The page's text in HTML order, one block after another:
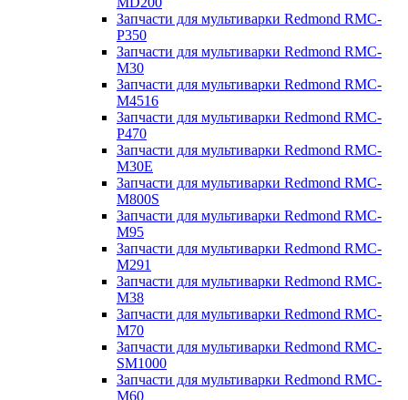
Запчасти для мультиварки Redmond RMC-
P350
Запчасти для мультиварки Redmond RMC-
M30
Запчасти для мультиварки Redmond RMC-
M4516
Запчасти для мультиварки Redmond RMC-
P470
Запчасти для мультиварки Redmond RMC-
M30E
Запчасти для мультиварки Redmond RMC-
M800S
Запчасти для мультиварки Redmond RMC-
M95
Запчасти для мультиварки Redmond RMC-
M291
Запчасти для мультиварки Redmond RMC-
M38
Запчасти для мультиварки Redmond RMC-
M70
Запчасти для мультиварки Redmond RMC-
SM1000
Запчасти для мультиварки Redmond RMC-
M60